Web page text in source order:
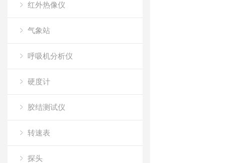
红外热像仪
气象站
呼吸机分析仪
硬度计
胶结测试仪
转速表
探头